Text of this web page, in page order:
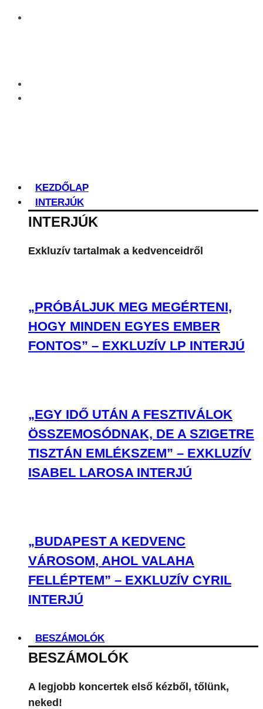
KEZDŐLAP
INTERJÚK
INTERJÚK
Exkluzív tartalmak a kedvenceidről
„PRÓBÁLJUK MEG MEGÉRTENI,
HOGY MINDEN EGYES EMBER
FONTOS” – EXKLUZÍV LP INTERJÚ
„EGY IDŐ UTÁN A FESZTIVÁLOK
ÖSSZEMOSÓDNAK, DE A SZIGETRE
TISZTÁN EMLÉKSZEM” – EXKLUZÍV
ISABEL LAROSA INTERJÚ
„BUDAPEST A KEDVENC
VÁROSOM, AHOL VALAHA
FELLÉPTEM” – EXKLUZÍV CYRIL
INTERJÚ
BESZÁMOLÓK
BESZÁMOLÓK
A legjobb koncertek első kézből, tőlünk,
neked!